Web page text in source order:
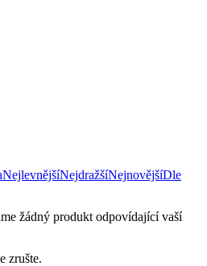
NejlevnějšíNejdražšíNejnovějšíDle
žádný produkt odpovídající vaší
zrušte.